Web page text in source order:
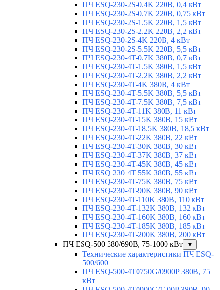
ПЧ ESQ-230-2S-0.4K 220В, 0,4 кВт
ПЧ ESQ-230-2S-0.7K 220В, 0,75 кВт
ПЧ ESQ-230-2S-1.5K 220В, 1,5 кВт
ПЧ ESQ-230-2S-2.2K 220В, 2,2 кВт
ПЧ ESQ-230-2S-4K 220В, 4 кВт
ПЧ ESQ-230-2S-5.5K 220В, 5,5 кВт
ПЧ ESQ-230-4T-0.7K 380В, 0,7 кВт
ПЧ ESQ-230-4T-1.5K 380В, 1,5 кВт
ПЧ ESQ-230-4T-2.2K 380В, 2,2 кВт
ПЧ ESQ-230-4T-4K 380В, 4 кВт
ПЧ ESQ-230-4T-5.5K 380В, 5,5 кВт
ПЧ ESQ-230-4T-7.5K 380В, 7,5 кВт
ПЧ ESQ-230-4T-11K 380В, 11 кВт
ПЧ ESQ-230-4T-15K 380В, 15 кВт
ПЧ ESQ-230-4T-18.5K 380В, 18,5 кВт
ПЧ ESQ-230-4T-22K 380В, 22 кВт
ПЧ ESQ-230-4T-30K 380В, 30 кВт
ПЧ ESQ-230-4T-37K 380В, 37 кВт
ПЧ ESQ-230-4T-45K 380В, 45 кВт
ПЧ ESQ-230-4T-55K 380В, 55 кВт
ПЧ ESQ-230-4T-75K 380В, 75 кВт
ПЧ ESQ-230-4T-90K 380В, 90 кВт
ПЧ ESQ-230-4T-110K 380В, 110 кВт
ПЧ ESQ-230-4T-132K 380В, 132 кВт
ПЧ ESQ-230-4T-160K 380В, 160 кВт
ПЧ ESQ-230-4T-185K 380В, 185 кВт
ПЧ ESQ-230-4T-200K 380В, 200 кВт
ПЧ ESQ-500 380/690В, 75-1000 кВт
▼
Технические характеристики ПЧ ESQ-
500/600
ПЧ ESQ-500-4T0750G/0900P 380В, 75
кВт